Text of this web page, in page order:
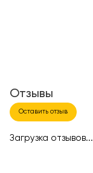
Отзывы
Оставить отзыв
Загрузка отзывов...